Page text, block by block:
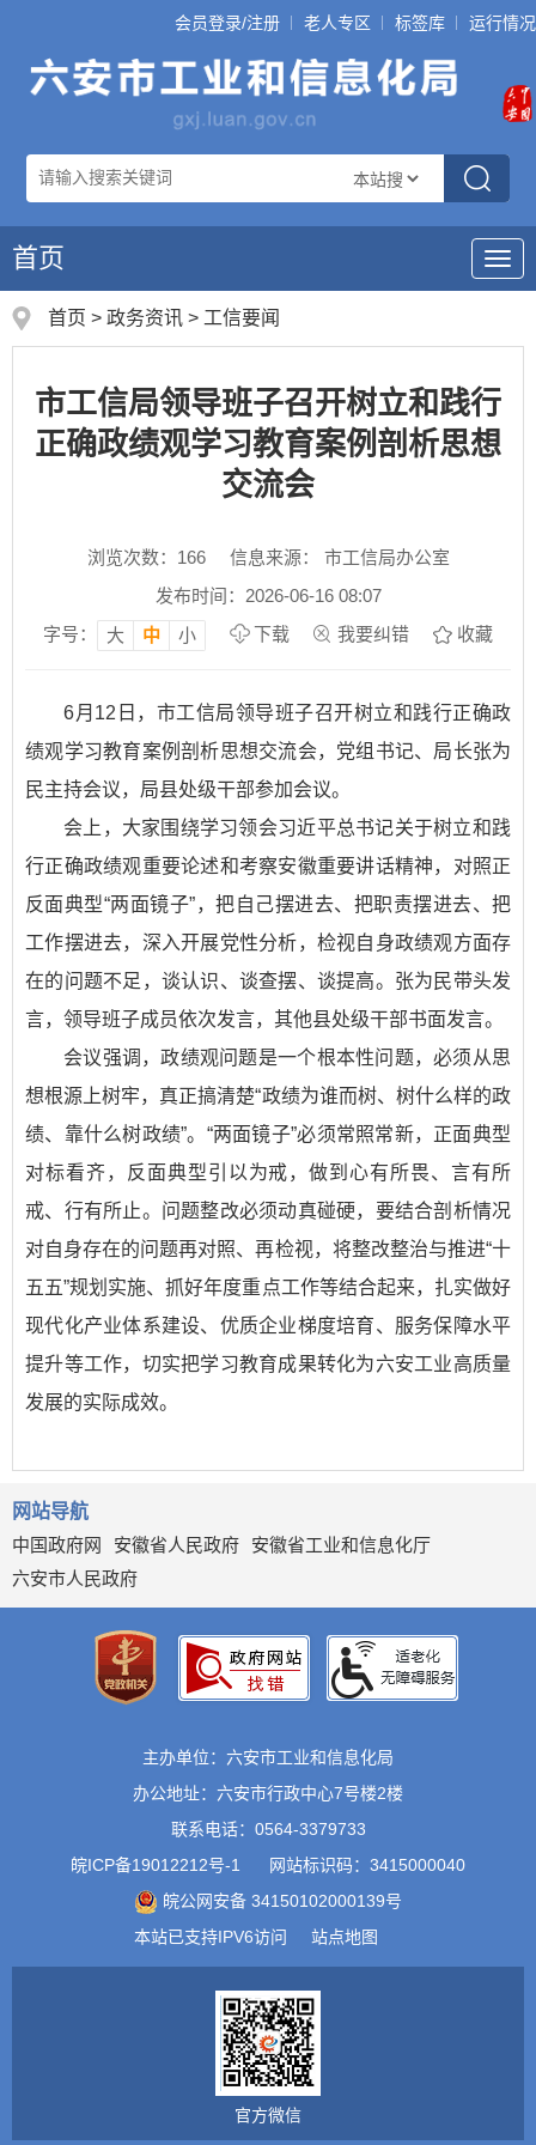
会员登录/注册 老人专区 标签库 运行情况
导
航
首页
首页 > 政务资讯 > 工信要闻
市工信局领导班子召开树立和践行
正确政绩观学习教育案例剖析思想
交流会
浏览次数： 166
信息来源： 市工信局办公室
发布时间：2026-06-16 08:07
字号：
大 中 小 下载 我要纠错 收藏
6月12日，市工信局领导班子召开树立和践行正确政
绩观学习教育案例剖析思想交流会，党组书记、局长张为
民主持会议，局县处级干部参加会议。
会上，大家围绕学习领会习近平总书记关于树立和践
行正确政绩观重要论述和考察安徽重要讲话精神，对照正
反面典型“两面镜子”，把自己摆进去、把职责摆进去、把
工作摆进去，深入开展党性分析，检视自身政绩观方面存
在的问题不足，谈认识、谈查摆、谈提高。张为民带头发
言，领导班子成员依次发言，其他县处级干部书面发言。
会议强调，政绩观问题是一个根本性问题，必须从思
想根源上树牢，真正搞清楚“政绩为谁而树、树什么样的政
绩、靠什么树政绩”。“两面镜子”必须常照常新，正面典型
对标看齐，反面典型引以为戒，做到心有所畏、言有所
戒、行有所止。问题整改必须动真碰硬，要结合剖析情况
对自身存在的问题再对照、再检视，将整改整治与推进“十
五五”规划实施、抓好年度重点工作等结合起来，扎实做好
现代化产业体系建设、优质企业梯度培育、服务保障水平
提升等工作，切实把学习教育成果转化为六安工业高质量
发展的实际成效。
网站导航
中国政府网
安徽省人民政府
安徽省工业和信息化厅
六安市人民政府
主办单位：六安市工业和信息化局
办公地址：六安市行政中心7号楼2楼
联系电话：0564-3379733
皖ICP备19012212号-1
网站标识码：3415000040
皖公网安备 34150102000139号
本站已支持IPV6访问
站点地图
官方微信